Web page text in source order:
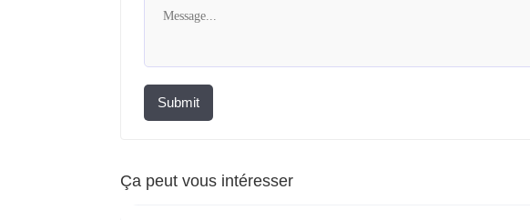
Submit
Ça peut vous intéresser